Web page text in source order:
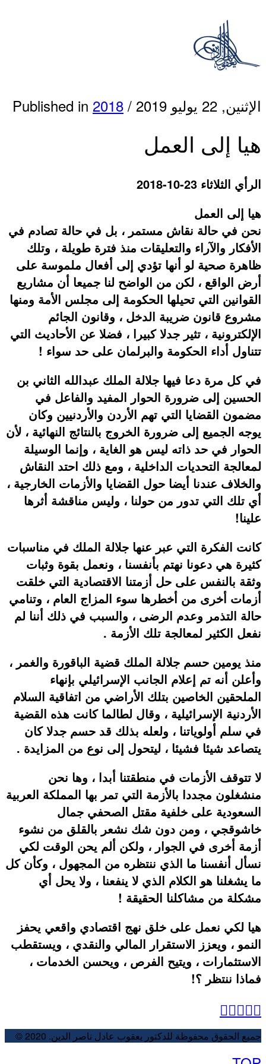
الإثنين, 22 يوليو 2019 /
Published in 2018
هيا إلى العمل
الرأي الثلاثاء 23-10-2018
هيا إلى العمل
نحن في حالة نقاش مستمر ، بل في حالة تصادم في
الأفكار والآراء والتعليقات منذ فترة طويلة ، وتلك
ظاهرة صحية لو أنها تؤدي إلى أفعال ملموسة على
أرض الواقع ، لكن من الواضح لنا جميعا أن مشاريع
القوانين التي تحيلها الحكومة إلى مجلس الأمة ومنها
مشروع قانون ضريبة الدخل ، وقانون الجائم
الإلكترونية ، تثير جدلا كبيرا ، فضلا عن الأحاديث التي
تتناول أداء الحكومة والبرلمان على حد سواء !
في كل مرة دعا فيها جلالة الملك عبدالله الثاني بن
الحسين إلى ضرورة الحوار المفيد والفاعل في
مضمون القضايا التي تهم الأردن والأردنيين وكان
يوجه الجميع إلى ضرورة الخروج بالنتائج النهائية ، لأن
الحوار في حد ذاته ليس هو الغاية ، وإنما الوسيلة
لمعالجة التحديات الداخلية ، ومع ذلك احتد النقاش
والخلاف عندنا أيضا حول القضايا والأزمات الخارجية ،
أي تلك التي تدور من حولنا ، وليس مناقشة أثرها
علينا!
كانت الفكرة التي عبر عنها جلالة الملك في مناسبات
كثيرة هي دعونا نهتم بأنفسنا ، ونعمل بقوة وثبات
وثقة بالنفس على حل أزمتنا الاقتصادية التي خلقت
أزمات أخرى من أخطرها سوء المزاج العام ، وتنامي
حالة التذمر وعدم الرضى ، والسبب في ذلك أننا لم
نفعل الكثير لمعالجة تلك الأزمة .
منذ يومين حسم جلالة الملك قضية الباقورة والغمر ،
وأعلن أنه تم إعلام الجانب الإسرائيلي بإنهاء
الملحقين الخاصين بتلك الأراضي من اتفاقية السلام
الأردنية الإسرائيلية ، وقال لطالما كانت هذه القضية
في سلم أولوياتنا ، ولعله بذلك قد حسم جدلا كان
يتصاعد شيئا فشيئا ، ليتحول إلى نوع من المزايدة .
لا تتوقف الأزمات في منطقتنا أبدا ، وها نحن
منشغلون مجددا بالأزمة التي تمر بها المملكة العربية
السعودية على خلفية مقتل الصحفي جمال
خاشوقجي ، ومن دون شك نشعر بالقلق من نشوء
أزمة أخرى في الجوار ، ولكن ألم يحن الوقت لكي
نسأل أنفسنا ما الذي ننتظره من المجهول ، وكأن كل
ما يشغلنا هو الكلام الذي لا ينفعنا ، ولا يحل أي
مشكلة من مشاكلنا الحقيقة !
هيا لكي نعمل على خلق نهج اقتصادي واقعي يحفز
النمو ، ويعزز الاستقرار المالي والنقدي ، ويستقطب
الاستثمارات ، ويتيح الفرص ، ويحسن الخدمات ،
فماذا ننتظر ؟!
جميع الحقوق محفوظة للدكتور يعقوب عادل ناصر الدين. 2020 ©